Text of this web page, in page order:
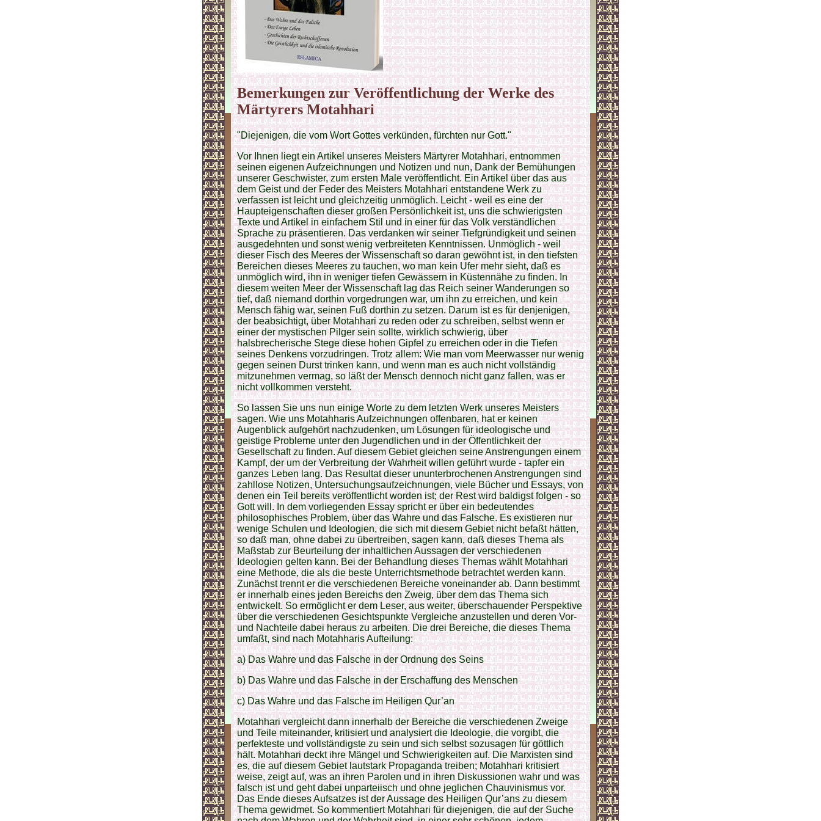
Bemerkungen zur Veröffentlichung der Werke des
Märtyrers Motahhari
"Diejenigen, die vom Wort Gottes verkünden, fürchten nur Gott."
Vor Ihnen liegt ein Artikel unseres Meisters Märtyrer Motahhari, entnommen
seinen eigenen Aufzeichnungen und Notizen und nun, Dank der Bemühungen
unserer Geschwister, zum ersten Male veröffentlicht. Ein Artikel über das aus
dem Geist und der Feder des Meisters Motahhari entstandene Werk zu
verfassen ist leicht und gleichzeitig unmöglich. Leicht - weil es eine der
Haupteigenschaften dieser großen Persönlichkeit ist, uns die schwierigsten
Texte und Artikel in einfachem Stil und in einer für das Volk verständlichen
Sprache zu präsentieren. Das verdanken wir seiner Tiefgründigkeit und seinen
ausgedehnten und sonst wenig verbreiteten Kenntnissen. Unmöglich - weil
dieser Fisch des Meeres der Wissenschaft so daran gewöhnt ist, in den tiefsten
Bereichen dieses Meeres zu tauchen, wo man kein Ufer mehr sieht, daß es
unmöglich wird, ihn in weniger tiefen Gewässern in Küstennähe zu finden. In
diesem weiten Meer der Wissenschaft lag das Reich seiner Wanderungen so
tief, daß niemand dorthin vorgedrungen war, um ihn zu erreichen, und kein
Mensch fähig war, seinen Fuß dorthin zu setzen. Darum ist es für denjenigen,
der beabsichtigt, über Motahhari zu reden oder zu schreiben, selbst wenn er
einer der mystischen Pilger sein sollte, wirklich schwierig, über
halsbrecherische Stege diese hohen Gipfel zu erreichen oder in die Tiefen
seines Denkens vorzudringen. Trotz allem: Wie man vom Meerwasser nur wenig
gegen seinen Durst trinken kann, und wenn man es auch nicht vollständig
mitzunehmen vermag, so läßt der Mensch dennoch nicht ganz fallen, was er
nicht vollkommen versteht.
So lassen Sie uns nun einige Worte zu dem letzten Werk unseres Meisters
sagen. Wie uns Motahharis Aufzeichnungen offenbaren, hat er keinen
Augenblick aufgehört nachzudenken, um Lösungen für ideologische und
geistige Probleme unter den Jugendlichen und in der Öffentlichkeit der
Gesellschaft zu finden. Auf diesem Gebiet gleichen seine Anstrengungen einem
Kampf, der um der Verbreitung der Wahrheit willen geführt wurde - tapfer ein
ganzes Leben lang. Das Resultat dieser ununterbrochenen Anstrengungen sind
zahllose Notizen, Untersuchungsaufzeichnungen, viele Bücher und Essays, von
denen ein Teil bereits veröffentlicht worden ist; der Rest wird baldigst folgen - so
Gott will. In dem vorliegenden Essay spricht er über ein bedeutendes
philosophisches Problem, über das Wahre und das Falsche. Es existieren nur
wenige Schulen und Ideologien, die sich mit diesem Gebiet nicht befaßt hätten,
so daß man, ohne dabei zu übertreiben, sagen kann, daß dieses Thema als
Maßstab zur Beurteilung der inhaltlichen Aussagen der verschiedenen
Ideologien gelten kann. Bei der Behandlung dieses Themas wählt Motahhari
eine Methode, die als die beste Unterrichtsmethode betrachtet werden kann.
Zunächst trennt er die verschiedenen Bereiche voneinander ab. Dann bestimmt
er innerhalb eines jeden Bereichs den Zweig, über dem das Thema sich
entwickelt. So ermöglicht er dem Leser, aus weiter, überschauender Perspektive
über die verschiedenen Gesichtspunkte Vergleiche anzustellen und deren Vor-
und Nachteile dabei heraus zu arbeiten. Die drei Bereiche, die dieses Thema
umfaßt, sind nach Motahharis Aufteilung:
a) Das Wahre und das Falsche in der Ordnung des Seins
b) Das Wahre und das Falsche in der Erschaffung des Menschen
c) Das Wahre und das Falsche im Heiligen Qur’an
Motahhari vergleicht dann innerhalb der Bereiche die verschiedenen Zweige
und Teile miteinander, kritisiert und analysiert die Ideologie, die vorgibt, die
perfekteste und vollständigste zu sein und sich selbst sozusagen für göttlich
hält. Motahhari deckt ihre Mängel und Schwierigkeiten auf. Die Marxisten sind
es, die auf diesem Gebiet lautstark Propaganda treiben; Motahhari kritisiert
weise, zeigt auf, was an ihren Parolen und in ihren Diskussionen wahr und was
falsch ist und geht dabei unparteiisch und ohne jeglichen Chauvinismus vor.
Das Ende dieses Aufsatzes ist der Aussage des Heiligen Qur’ans zu diesem
Thema gewidmet. So kommentiert Motahhari für diejenigen, die auf der Suche